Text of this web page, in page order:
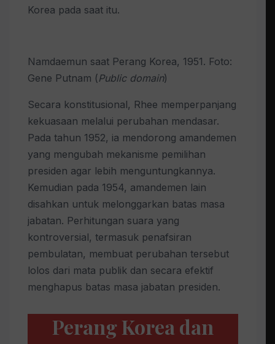
Korea pada saat itu.
Namdaemun saat Perang Korea, 1951. Foto:
Gene Putnam (Public domain)
Secara konstitusional, Rhee memperpanjang
kekuasaan melalui perubahan mendasar.
Pada tahun 1952, ia mendorong amandemen
yang mengubah mekanisme pemilihan
presiden agar lebih menguntungkannya.
Kemudian pada 1954, amandemen lain
disahkan untuk melonggarkan batas masa
jabatan. Perhitungan suara yang
kontroversial, termasuk penafsiran
pembulatan, membuat perubahan tersebut
lolos dari mata publik dan secara efektif
menghapus batas masa jabatan presiden.
Perang Korea dan